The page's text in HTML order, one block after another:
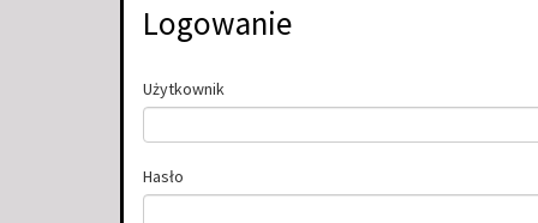
Logowanie
Użytkownik
Hasło